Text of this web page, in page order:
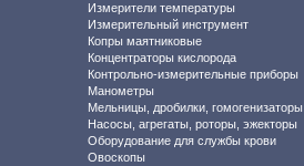
Измерители температуры
Измерительный инструмент
Копры маятниковые
Концентраторы кислорода
Контрольно-измерительные приборы
Манометры
Мельницы, дробилки, гомогенизаторы
Насосы, агрегаты, роторы, эжекторы
Оборудование для службы крови
Овоскопы